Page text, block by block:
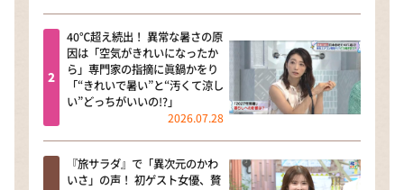
40℃超え続出！ 異常な暑さの原
因は「空気がきれいになったか
ら」専門家の指摘に眞鍋かをり
「“きれいで暑い”と“汚くて涼し
い”どっちがいいの!?」
2026.07.28
『旅サラダ』で「異次元のかわ
いさ」の声！ 初ゲスト女優、贅